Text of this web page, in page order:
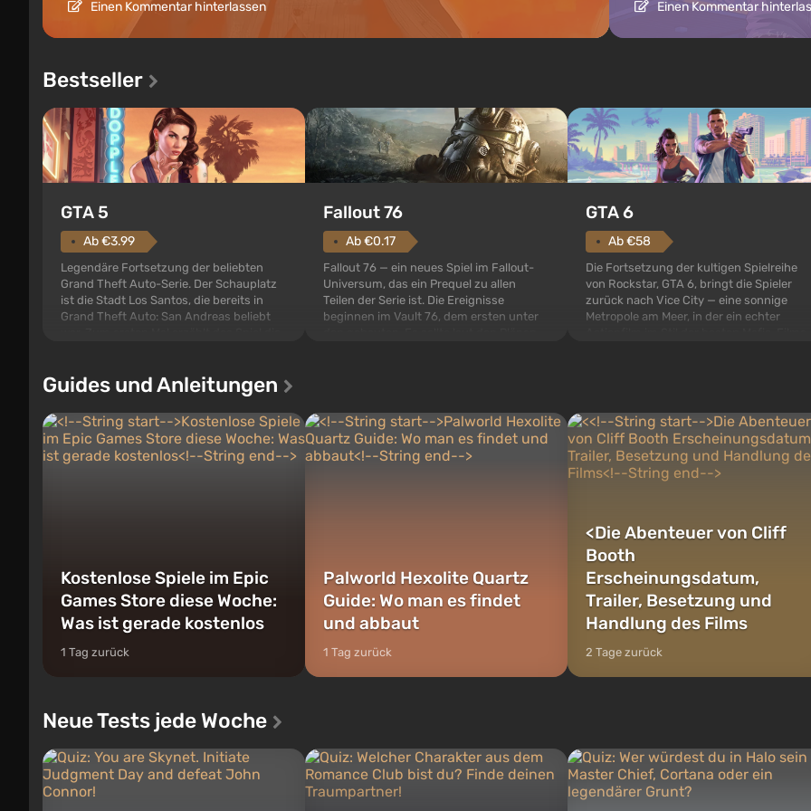
Einen Kommentar hinterlassen Einen Kommentar
Bestseller
GTA 5
Ab €3.99
Legendäre Fortsetzung der beliebten
Grand Theft Auto-Serie. Der Schauplatz
ist die Stadt Los Santos, die bereits in
Grand Theft Auto: San Andreas beliebt
denen Sie jederzeit...
Fallout 76
Ab €0.17
Fallout 76 — ein neues Spiel im Fallout-
Universum, das ein Prequel zu allen
Teilen der Serie ist. Die Ereignisse
beginnen im Vault 76, dem ersten unter
GTA 6
Ab €58
Die Fortsetzung der kultigen Spielreihe
von Rockstar, GTA 6, bringt die Spieler
zurück nach Vice City — eine sonnige
Metropole am Meer, in der ein echter
Guides und Anleitungen
Kostenlose Spiele im Epic
Games Store diese Woche:
Was ist gerade kostenlos
1 Tag zurück
Palworld Hexolite Quartz
Guide: Wo man es findet
und abbaut
1 Tag zurück
<Die Abenteuer von Cliff
Booth
Erscheinungsdatum,
Trailer, Besetzung und
Handlung des Films
2 Tage zurück
Neue Tests jede Woche